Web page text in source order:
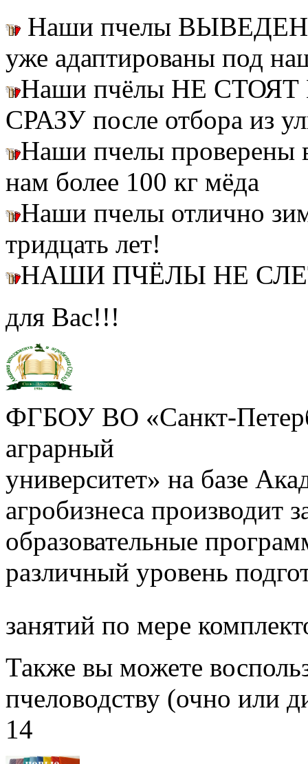
Наши пчелы
уже адаптированы под
Наши пчёлы НЕ СТОЯТ
СРАЗУ после отбора из
Наши пчелы
нам более 100 кг мёда
Наши пчелы отлично
тридцать лет!
НАШИ ПЧЁЛЫ НЕ
для Вас!!!
ФГБОУ ВО «Санкт-
аграрный
университет» на базе
агробизнеса производит
образовательные
различный уровень
занятий по мере
Также вы можете
пчеловодству (очно или
14